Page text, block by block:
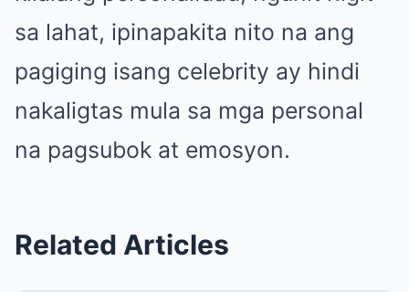
sa lahat, ipinapakita nito na ang
pagiging isang celebrity ay hindi
nakaligtas mula sa mga personal
na pagsubok at emosyon.
Related Articles